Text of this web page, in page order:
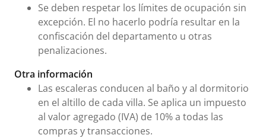
Se deben respetar los límites de ocupación sin
excepción. El no hacerlo podría resultar en la
confiscación del departamento u otras
penalizaciones.
Otra información
Las escaleras conducen al baño y al dormitorio
en el altillo de cada villa. Se aplica un impuesto
al valor agregado (IVA) de 10% a todas las
compras y transacciones.